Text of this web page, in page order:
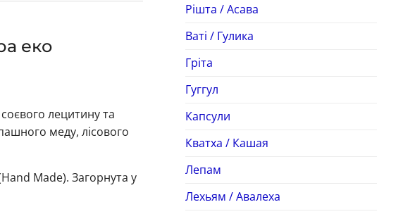
Рішта / Асава
Ваті / Гулика
Гріта
Гуггул
Капсули
Кватха / Кашая
Лепам
Лехьям / Авалеха
еко
лецитину та
меду, лісового
Made). Загорнута у